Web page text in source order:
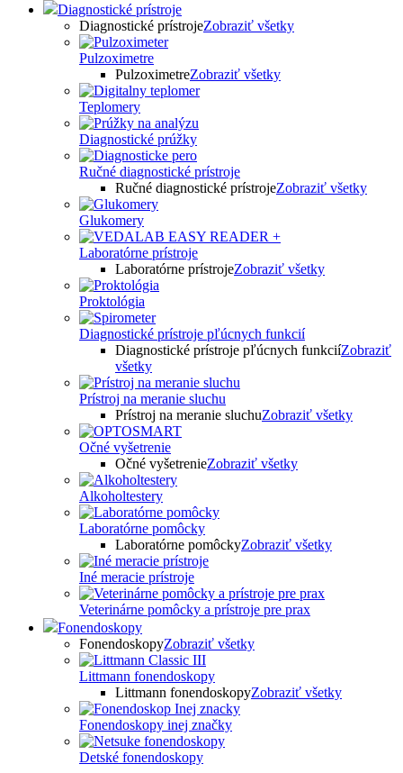
Diagnostické prístroje
Diagnostické prístrojeZobraziť všetky
Pulzoximetre
PulzoximetreZobraziť všetky
Teplomery
Diagnostické prúžky
Ručné diagnostické prístroje
Ručné diagnostické prístrojeZobraziť všetky
Glukomery
Laboratórne prístroje
Laboratórne prístrojeZobraziť všetky
Proktológia
Diagnostické prístroje pľúcnych funkcií
Diagnostické prístroje pľúcnych funkciíZobraziť
všetky
Prístroj na meranie sluchu
Prístroj na meranie sluchuZobraziť všetky
Očné vyšetrenie
Očné vyšetrenieZobraziť všetky
Alkoholtestery
Laboratórne pomôcky
Laboratórne pomôckyZobraziť všetky
Iné meracie prístroje
Veterinárne pomôcky a prístroje pre prax
Fonendoskopy
FonendoskopyZobraziť všetky
Littmann fonendoskopy
Littmann fonendoskopyZobraziť všetky
Fonendoskopy inej značky
Detské fonendoskopy